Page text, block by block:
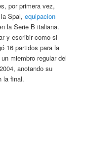
por primera vez,
la Spal,equipacion
la Serie B italiana.
y escribir como si
16 partidos para la
miembro regular del
anotando su
la final.